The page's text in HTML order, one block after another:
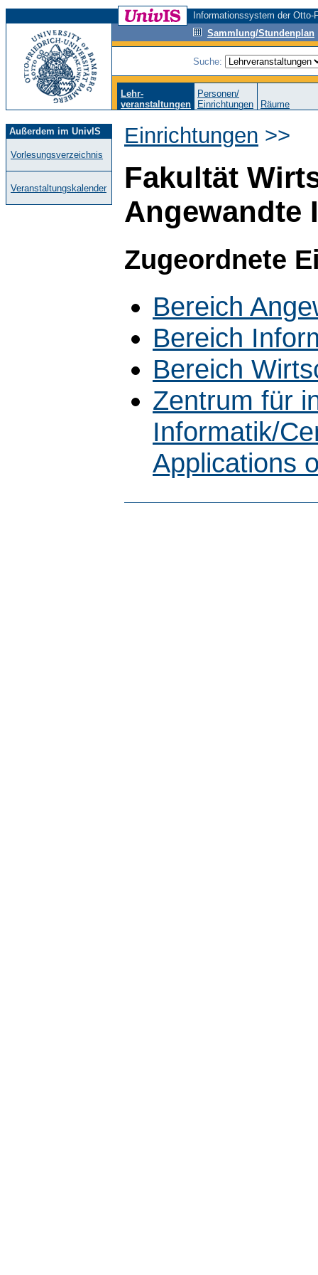
Informationssystem der
Sammlung/Stundenplan
Suche:
Lehr-
veranstaltungen
Personen/
Einrichtungen
Räume
Außerdem im UnivIS
Vorlesungsverzeichnis
Veranstaltungskalender
Einrichtungen >>
Fakultät
Angewandte
Zugeordnete
Bereich
Bereich
Bereich
Zentrum für
Informatik/
Applications